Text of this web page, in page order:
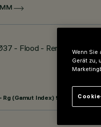
- Flood - Remote-
(Gamut Index) 99
Wenn Sie
Gerät zu,